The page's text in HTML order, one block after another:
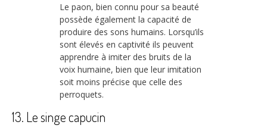
Le paon, bien connu pour sa beauté
possède également la capacité de
produire des sons humains. Lorsqu’ils
sont élevés en captivité ils peuvent
apprendre à imiter des bruits de la
voix humaine, bien que leur imitation
soit moins précise que celle des
perroquets.
13. Le singe capucin